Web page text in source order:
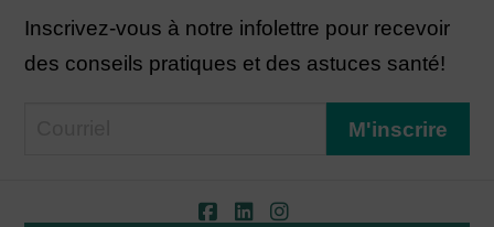
Inscrivez-vous à notre infolettre pour recevoir
des conseils pratiques et des astuces santé!